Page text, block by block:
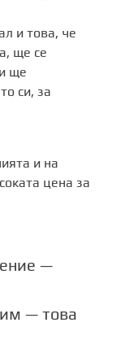
и това, че
ще се
ще
си, за
и на
цена за
—
— това